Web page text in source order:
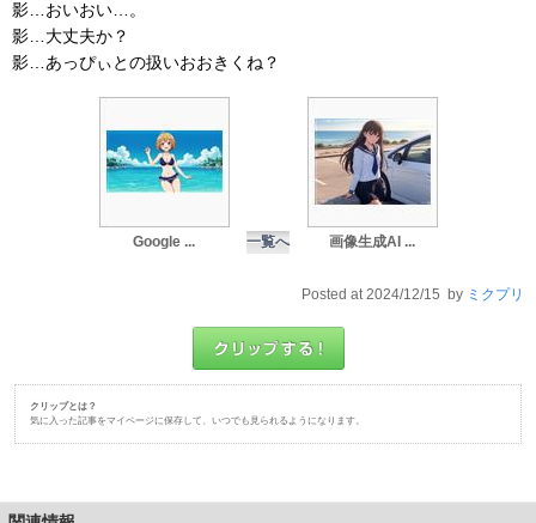
影…おいおい…。
影…大丈夫か？
影…あっぴぃとの扱いおおきくね？
Google ... 一覧へ 画像生成AI ...
Posted at 2024/12/15 by ミクプリ
クリップとは？
気に入った記事をマイページに保存して、いつでも見られるようになります。